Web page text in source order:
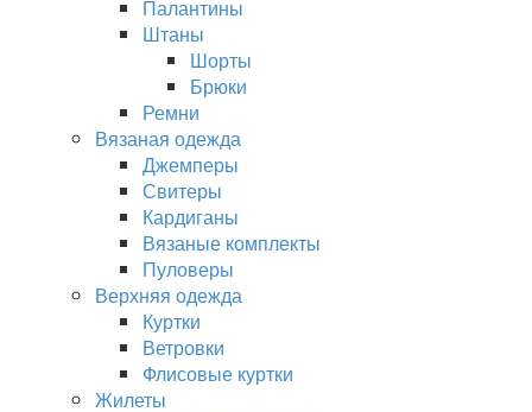
Палантины
Штаны
Шорты
Брюки
Ремни
Вязаная одежда
Джемперы
Свитеры
Кардиганы
Вязаные комплекты
Пуловеры
Верхняя одежда
Куртки
Ветровки
Флисовые куртки
Жилеты